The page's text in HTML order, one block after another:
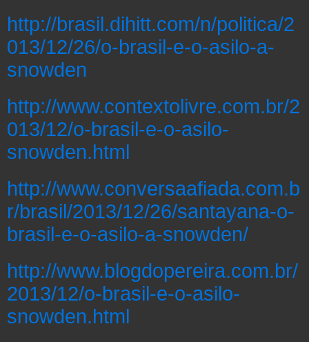
http://brasil.dihitt.com/n/politica/2
013/12/26/o-brasil-e-o-asilo-a-
snowden
http://www.contextolivre.com.br/2
013/12/o-brasil-e-o-asilo-
snowden.html
http://www.conversaafiada.com.b
r/brasil/2013/12/26/santayana-o-
brasil-e-o-asilo-a-snowden/
http://www.blogdopereira.com.br/
2013/12/o-brasil-e-o-asilo-
snowden.html